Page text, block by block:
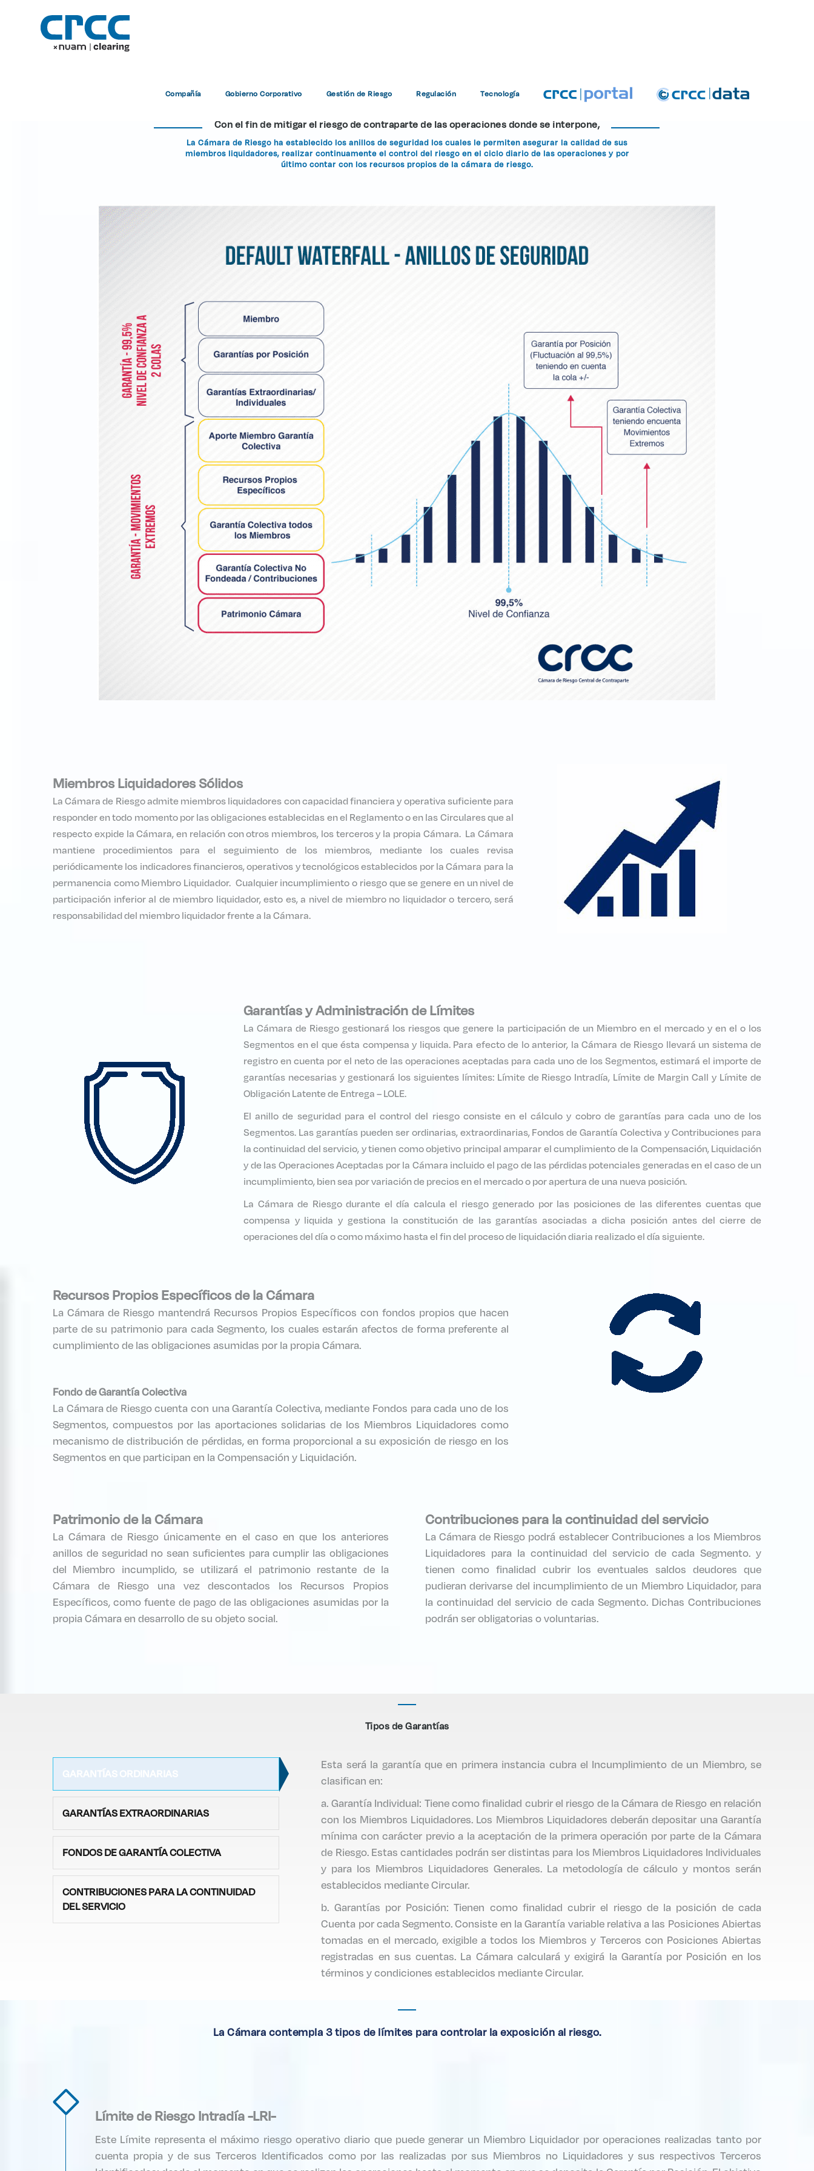
Compañía Gobierno Corporativo Gestión de Riesgo Regulación Tecnología
Con el fin de mitigar el riesgo de contraparte de las operaciones donde se interpone,
La Cámara de Riesgo ha establecido los anillos de seguridad los cuales le permiten asegurar la calidad de sus
miembros liquidadores, realizar continuamente el control del riesgo en el ciclo diario de las operaciones y por
último contar con los recursos propios de la cámara de riesgo.
Miembros Liquidadores Sólidos
La Cámara de Riesgo admite miembros liquidadores con capacidad financiera y operativa suficiente para
responder en todo momento por las obligaciones establecidas en el Reglamento o en las Circulares que al
respecto expide la Cámara, en relación con otros miembros, los terceros y la propia Cámara. La Cámara
mantiene procedimientos para el seguimiento de los miembros, mediante los cuales revisa
periódicamente los indicadores financieros, operativos y tecnológicos establecidos por la Cámara para la
permanencia como Miembro Liquidador. Cualquier incumplimiento o riesgo que se genere en un nivel de
participación inferior al de miembro liquidador, esto es, a nivel de miembro no liquidador o tercero, será
responsabilidad del miembro liquidador frente a la Cámara.
Garantías y Administración de Límites
La Cámara de Riesgo gestionará los riesgos que genere la participación de un Miembro en el mercado y en el o los
Segmentos en el que ésta compensa y liquida. Para efecto de lo anterior, la Cámara de Riesgo llevará un sistema de
registro en cuenta por el neto de las operaciones aceptadas para cada uno de los Segmentos, estimará el importe de
garantías necesarias y gestionará los siguientes límites: Límite de Riesgo Intradía, Límite de Margin Call y Límite de
Obligación Latente de Entrega – LOLE.
El anillo de seguridad para el control del riesgo consiste en el cálculo y cobro de garantías para cada uno de los
Segmentos. Las garantías pueden ser ordinarias, extraordinarias, Fondos de Garantía Colectiva y Contribuciones para
la continuidad del servicio, y tienen como objetivo principal amparar el cumplimiento de la Compensación, Liquidación
y de las Operaciones Aceptadas por la Cámara incluido el pago de las pérdidas potenciales generadas en el caso de un
incumplimiento, bien sea por variación de precios en el mercado o por apertura de una nueva posición.
La Cámara de Riesgo durante el día calcula el riesgo generado por las posiciones de las diferentes cuentas que
compensa y liquida y gestiona la constitución de las garantías asociadas a dicha posición antes del cierre de
operaciones del día o como máximo hasta el fin del proceso de liquidación diaria realizado el día siguiente.
Recursos Propios Específicos de la Cámara
La Cámara de Riesgo mantendrá Recursos Propios Específicos con fondos propios que hacen
parte de su patrimonio para cada Segmento, los cuales estarán afectos de forma preferente al
cumplimiento de las obligaciones asumidas por la propia Cámara.
Fondo de Garantía Colectiva
La Cámara de Riesgo cuenta con una Garantía Colectiva, mediante Fondos para cada uno de los
Segmentos, compuestos por las aportaciones solidarias de los Miembros Liquidadores como
mecanismo de distribución de pérdidas, en forma proporcional a su exposición de riesgo en los
Segmentos en que participan en la Compensación y Liquidación.
Patrimonio de la Cámara
La Cámara de Riesgo únicamente en el caso en que los anteriores
anillos de seguridad no sean suficientes para cumplir las obligaciones
del Miembro incumplido, se utilizará el patrimonio restante de la
Cámara de Riesgo una vez descontados los Recursos Propios
Específicos, como fuente de pago de las obligaciones asumidas por la
propia Cámara en desarrollo de su objeto social.
Contribuciones para la continuidad del servicio
La Cámara de Riesgo podrá establecer Contribuciones a los Miembros
Liquidadores para la continuidad del servicio de cada Segmento. y
tienen como finalidad cubrir los eventuales saldos deudores que
pudieran derivarse del incumplimiento de un Miembro Liquidador, para
la continuidad del servicio de cada Segmento. Dichas Contribuciones
podrán ser obligatorias o voluntarias.
Tipos de Garantías
GARANTÍAS ORDINARIAS
GARANTÍAS EXTRAORDINARIAS
FONDOS DE GARANTÍA COLECTIVA
CONTRIBUCIONES PARA LA CONTINUIDAD
DEL SERVICIO
Esta será la garantía que en primera instancia cubra el Incumplimiento de un Miembro, se
clasifican en:
a. Garantía Individual: Tiene como finalidad cubrir el riesgo de la Cámara de Riesgo en relación
con los Miembros Liquidadores. Los Miembros Liquidadores deberán depositar una Garantía
mínima con carácter previo a la aceptación de la primera operación por parte de la Cámara
de Riesgo. Estas cantidades podrán ser distintas para los Miembros Liquidadores Individuales
y para los Miembros Liquidadores Generales. La metodología de cálculo y montos serán
establecidos mediante Circular.
b. Garantías por Posición: Tienen como finalidad cubrir el riesgo de la posición de cada
Cuenta por cada Segmento. Consiste en la Garantía variable relativa a las Posiciones Abiertas
tomadas en el mercado, exigible a todos los Miembros y Terceros con Posiciones Abiertas
registradas en sus cuentas. La Cámara calculará y exigirá la Garantía por Posición en los
términos y condiciones establecidos mediante Circular.
La Cámara contempla 3 tipos de límites para controlar la exposición al riesgo.
Límite de Riesgo Intradía -LRI-
Este Límite representa el máximo riesgo operativo diario que puede generar un Miembro Liquidador por operaciones realizadas tanto por
cuenta propia y de sus Terceros Identificados como por las realizadas por sus Miembros no Liquidadores y sus respectivos Terceros